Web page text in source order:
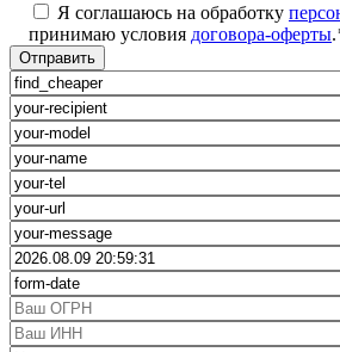
Я соглашаюсь на обработку
принимаю условия договора-оферты.